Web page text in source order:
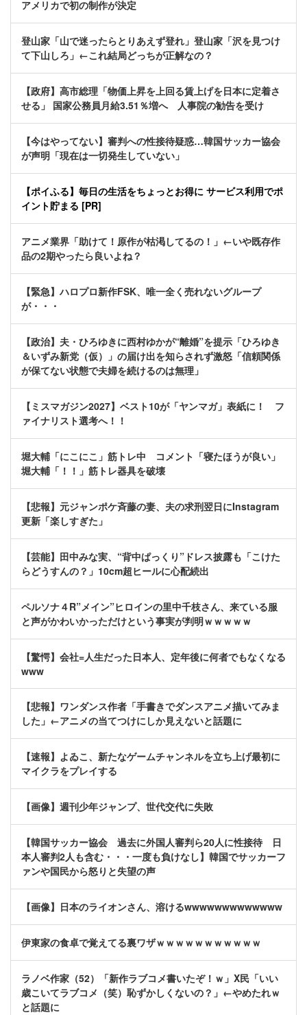
アメリカで初の制作が決定
登山家「山で迷ったらとりあえず登れ」登山家「沢を見つけ
て下山しろ」←これ結局どっちが正解なの？
【政府】高市総理「物価上昇を上回る賃上げを日本に定着さ
せる」 国家公務員月給3.51％増へ 人事院の勧告を受け
【今はやってない】審判への性接待疑惑…韓国サッカー協会
が声明「現在は一切発生していない」
【ポイふる】毎日の生活をちょっとお得に サービス利用でポ
イント貯まる [PR]
アニメ業界「助けて！原作が枯渇してるの！」←いや既存作
品の2期やったら良いよね？
【緊急】ハロプロ新作FSK、唯一全く売れないグループ
が・・・
【政治】夫・ひろゆきに西村ゆかが“離婚”を提示「ひろゆき
＆いずみ新党（仮）」の届け出を知らされず激怒「信頼関係
が保てない状態で夫婦を続けるのは無理」
【ミスマガジン2027】ベスト10が「ヤンマガ」表紙に！ フ
ァイナリスト選考へ！！
堀大輔「にこにこ」筋トレ中 コメント「寝たほうが良い」
堀大輔「！！」筋トレ器具を破壊
【悲報】元ジャンポケ斉藤の妻、夫の求刑翌日にInstagram
更新「楽しすぎた」
【芸能】田中みな実、“背中ぱっくり”ドレス披露も「こけた
らどうすんの？」10cm超ヒールに心配続出
ペルソナ４R”メイン”ヒロインの里中千枝さん、来ている服
と声がかわいかっただけという事実が判明ｗｗｗｗｗ
【驚愕】会社=人生だった日本人、定年後に何者でもなくなる
www
【悲報】ワンダンス作者「手書きでダンスアニメ描いてみま
した」←アニメの当てつけにしか見えないと話題に
【速報】よゐこ、新たなゲームチャンネルを立ち上げ最初に
マイクラをプレイする
【画像】週刊少年ジャンプ、世代交代に失敗
【韓国サッカー協会 過去に外国人審判ら20人に性接待 日
本人審判2人も含む・・・一度も負けなし】韓国でサッカーフ
ァンや国民から怒りと失望の声
【画像】日本のライオンさん、溶けるwwwwwwwwwwwww
伊東家の食卓で覚えてる裏ワザｗｗｗｗｗｗｗｗｗｗｗ
ラノベ作家（52）「新作ラブコメ書いたぞ！ｗ」X民「いい
歳こいてラブコメ（笑）恥ずかしくないの？」←やめたれｗ
と話題に